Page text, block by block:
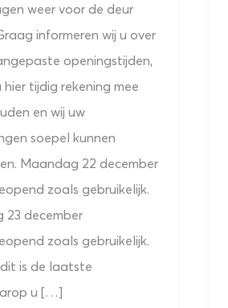
weer voor de deur
informeren wij u over
openingstijden,
tijdig rekening mee
en wij uw
soepel kunnen
Maandag 22 december
zoals gebruikelijk.
23 december
zoals gebruikelijk.
is de laatste
u […]